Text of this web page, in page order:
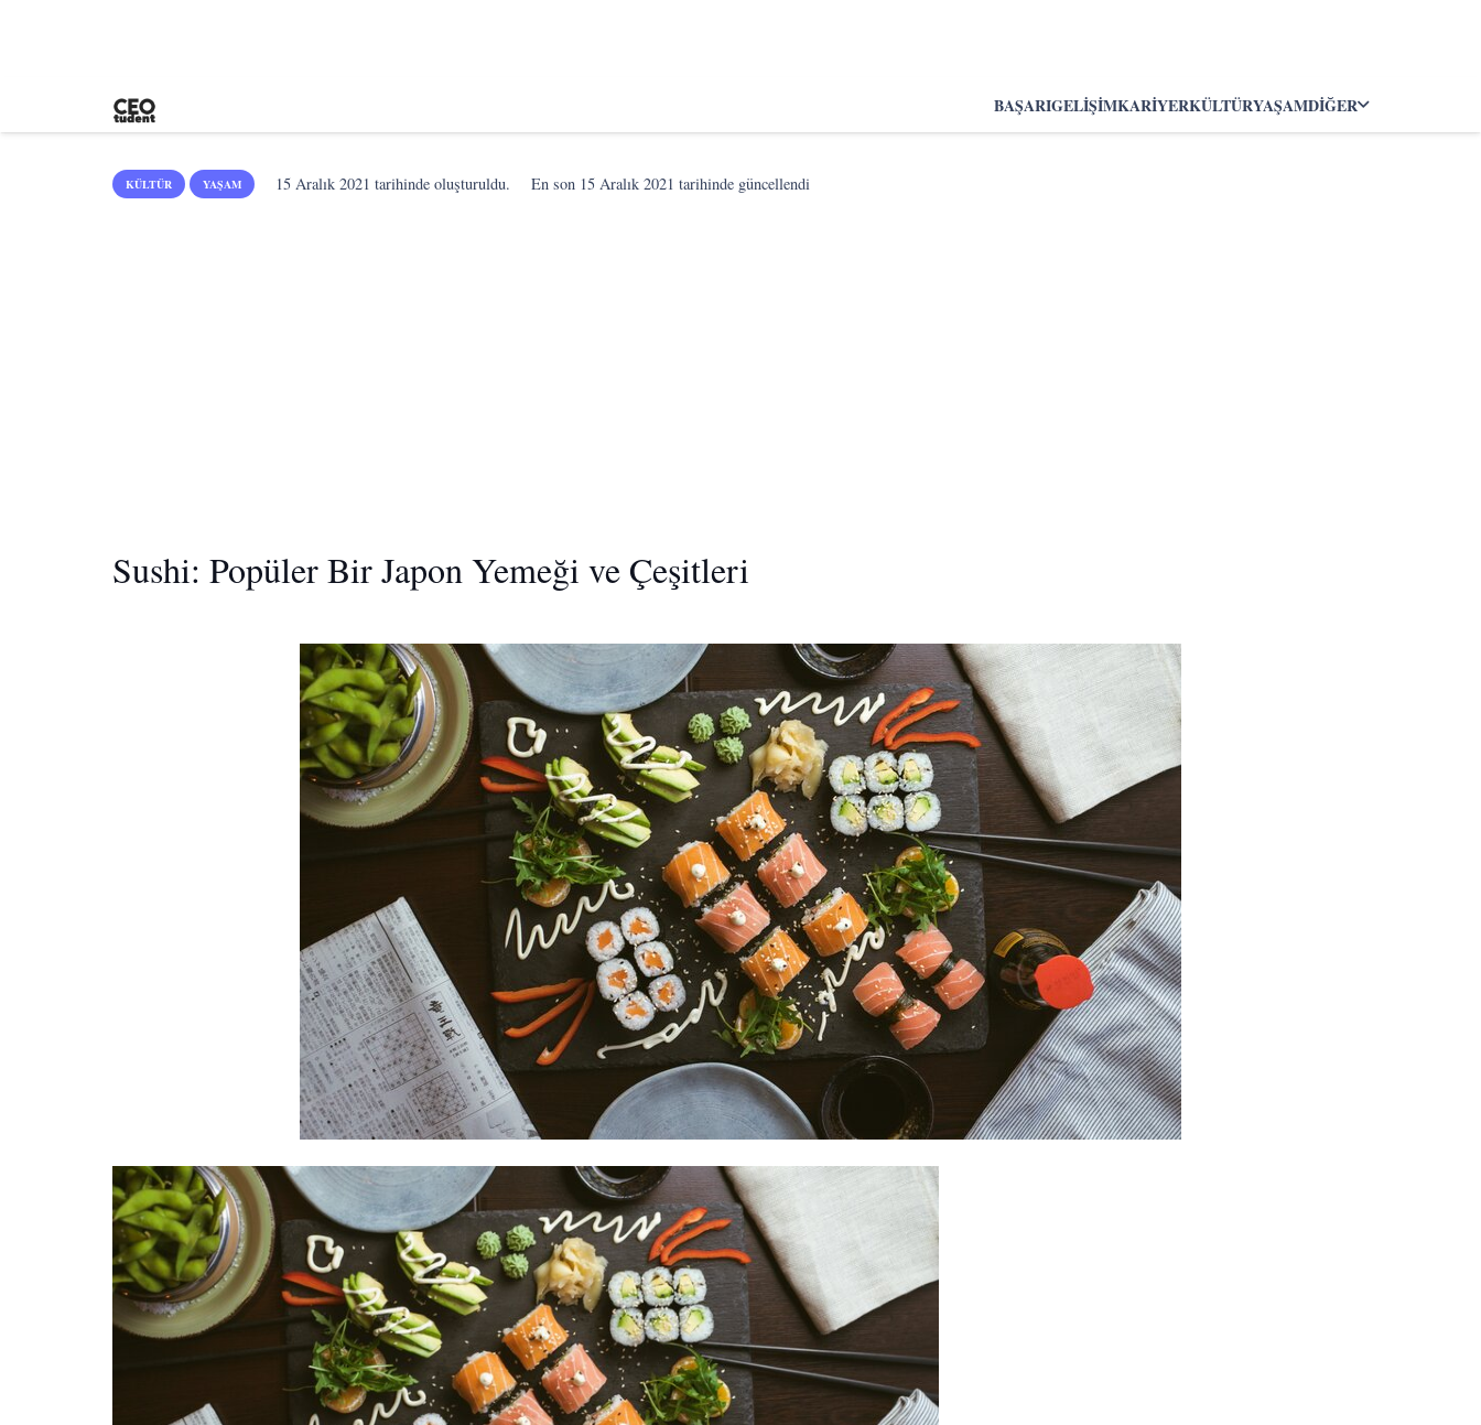
BAŞARIGELIŞIMKARIYERKÜLTÜRYAŞAMDIĞER
KÜLTÜR YAŞAM 15 Aralık 2021 tarihinde oluşturuldu. En son 15 Aralık 2021 tarihinde güncellendi
Sushi: Popüler Bir Japon Yemeği ve Çeşitleri